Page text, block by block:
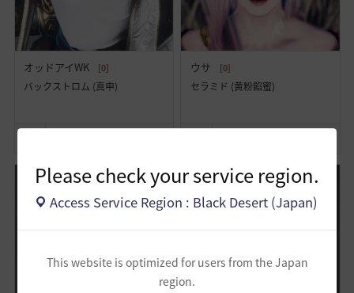
Please check your service region.
Access Service Region : Black Desert (Japan)
This website is optimized for users from the Japan
region.
オッドアイWK [0]
バックストロム (真申)
ウサ [0]
セラミド (黄粉餡蜜)